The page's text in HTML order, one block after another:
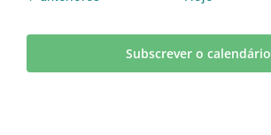
Subscrever o calendário